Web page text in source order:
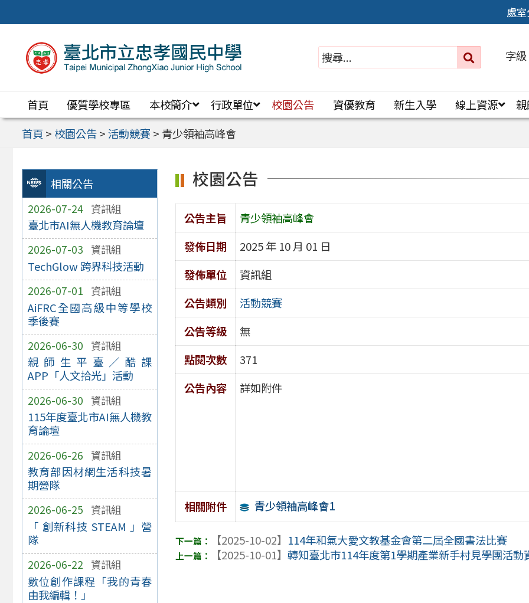
至
區
處
搜
字
首頁 優質學校專區 本校簡介 行政單位 校園公告 資優教育 新生入學 線上資源
首頁 > 校園公告>活動競賽 > 青少領袖高峰會
相關公告
2026-07-24 資訊組
臺北市AI無人機教育論壇
2026-07-03 資訊組
TechGlow 跨界科技活動
2026-07-01 資訊組
AiFRC全國高級中等學校
季後賽
2026-06-30 資訊組
親師生平臺／酷課
APP「人文拾光」活動
2026-06-30 資訊組
115年度臺北市AI無人機教
育論壇
2026-06-26 資訊組
教育部因材網生活科技暑
期營隊
2026-06-25 資訊組
「 創新科技 STEAM 」營
隊
2026-06-22 資訊組
數位創作課程「我的青春
由我編輯！」
校園公告
公告主旨
青少領袖高峰會
發佈日期
2025 年 10 月 01 日
發佈單位
資訊組
公告類別
活動競賽
公告等級
無
點閱次數
371
公告內容
詳如附件
相關附件 青少領袖高峰會1
【2025-10-02】 114年和氣大愛文教基金會第二屆全國書法比賽
【2025-10-01】 轉知臺北市114年度第1學期產業新手村見學團活動